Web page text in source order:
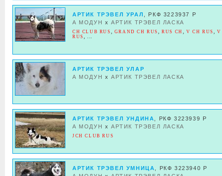
АРТИК ТРЭВЕЛ УРАЛ
, РКФ 3223937 Р
А МОДУН xАРТИК ТРЭВЕЛ ЛАСКА
CH CLUB RUS , GRAND CH RUS,RUS CH ,V CH RUS ,V
RUS , ...
АРТИК ТРЭВЕЛ УЛАР
А МОДУН xАРТИК ТРЭВЕЛ ЛАСКА
АРТИК ТРЭВЕЛ УНДИНА
, РКФ 3223939 Р
А МОДУН xАРТИК ТРЭВЕЛ ЛАСКА
JCH CLUB RUS
АРТИК ТРЭВЕЛ УМНИЦА
, РКФ 3223940 Р